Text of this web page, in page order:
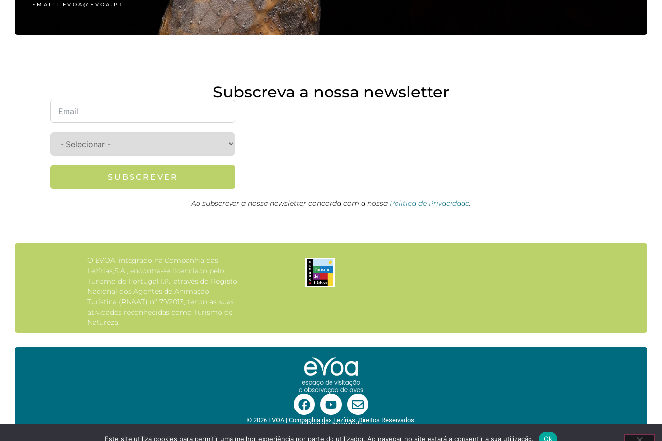
EMAIL: EVOA@EVOA.PT
Subscreva a nossa newsletter
SUBSCREVER
Ao subscrever a nossa newsletter concorda com a nossa Política de Privacidade.
O EVOA, integrado na Companhia das
Lezírias,S.A., encontra-se licenciado pelo
Turismo de Portugal I.P., através do Registo
Nacional dos Agentes de Animação
Turística (RNAAT) nº 79/2013, tendo as suas
atividades reconhecidas como Turismo de
Natureza.
© 2026 EVOA | Companhia das Lezírias. Direitos Reservados.
Política de Privacidade
Este site utiliza cookies para permitir uma melhor experiência por parte do utilizador. Ao navegar no site estará a consentir a sua utilização. Ok